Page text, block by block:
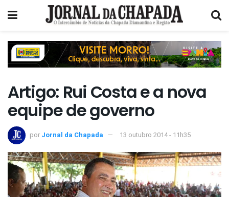
Artigo: Rui Costa e a nova
equipe de governo
por Jornal da Chapada 13 outubro 2014 - 11h35